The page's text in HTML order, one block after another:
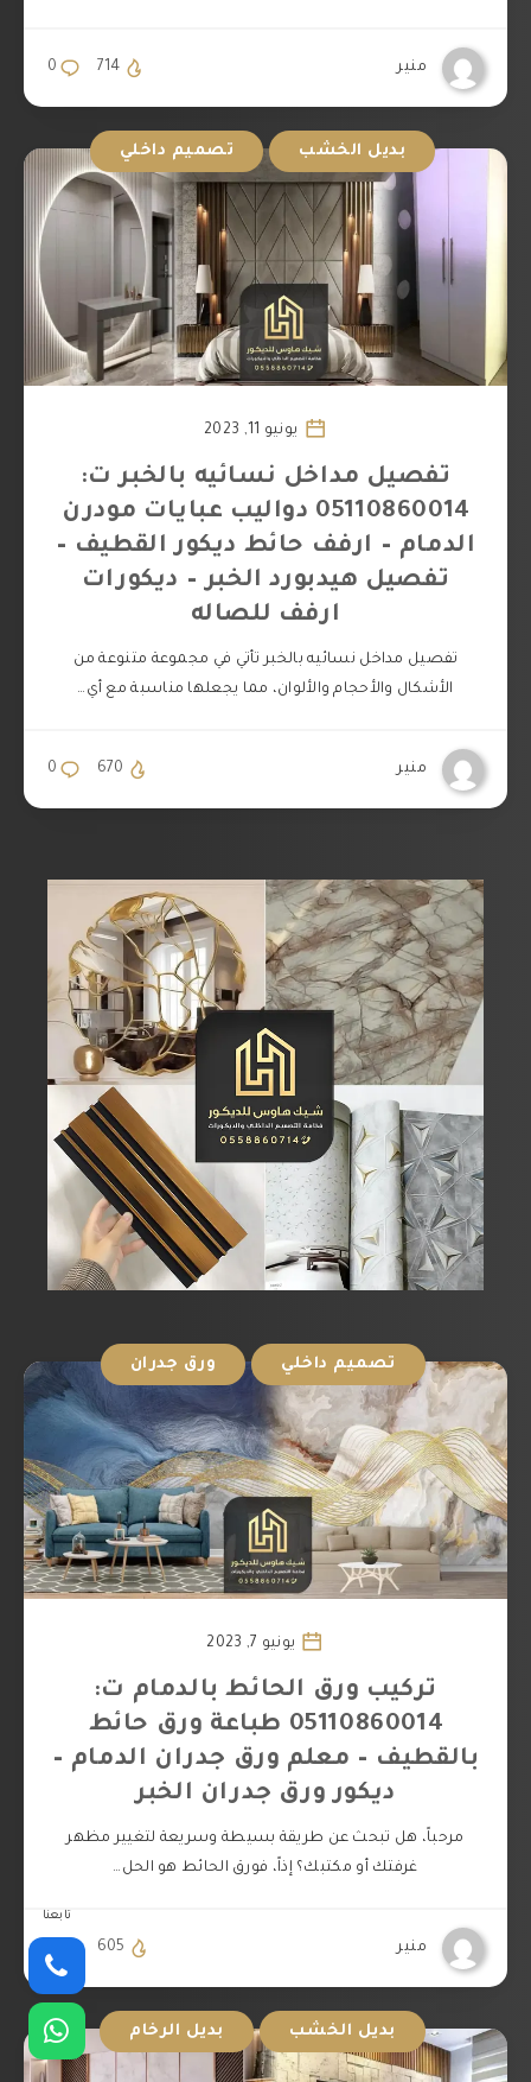
منير 0 714
بديل الخشب تصميم داخلي
يونيو 11, 2023
تفصيل مداخل نسائيه بالخبر ت:
05110860014 دواليب عبايات مودرن
الدمام – ارفف حائط ديكور القطيف –
تفصيل هيدبورد الخبر – ديكورات
ارفف للصاله
تفصيل مداخل نسائيه بالخبر تأتي في مجموعة متنوعة من
الأشكال والأحجام والألوان، مما يجعلها مناسبة مع أي…
منير 0 670
تصميم داخلي ورق جدران
يونيو 7, 2023
تركيب ورق الحائط بالدمام ت:
05110860014 طباعة ورق حائط
بالقطيف – معلم ورق جدران الدمام –
ديكور ورق جدران الخبر
مرحباً، هل تبحث عن طريقة بسيطة وسريعة لتغيير مظهر
غرفتك أو مكتبك؟ إذاً، فورق الحائط هو الحل…
منير 605
بديل الخشب بديل الرخام
تابعنا